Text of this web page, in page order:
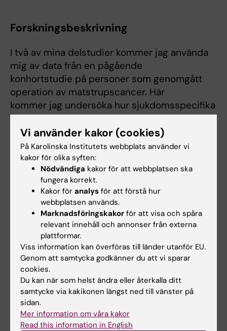
Forskningsbeskrivning
I två av mina delstudier kommer jag använda
mig av data från en pågående
konhortstudie på personer som genomgått
operation av matstrupscancer. Här
kommer jag undersöka hur sjukdomsspecifika
symptom förändrar sig över tid
och om dessa har något samband med ett
visst antal modifierabara faktorer.
Jag kommer även undersöka prevalensen för
ett stort antal hälsorelaterade
utfallsmått ända upp till 8 år efter operation. I
en tredje studie kommer
jag samla in egenvårdstips från patienter med
magsäcks och matstrupscancer
och sammanställa dessa.
Forskningsområden:
Cancer och onkologi
Idrottsvetenskap och fitness
Kirurgi
Omvårdnad
Forskningsämnen:
Vi använder kakor (cookies)
På Karolinska Institutets webbplats använder vi
kakor för olika syften:
Nödvändiga kakor för att webbplatsen ska
fungera korrekt.
Kakor för analys för att förstå hur
webbplatsen används.
Marknadsföringskakor för att visa och spåra
relevant innehåll och annonser från externa
plattformar.
Viss information kan överföras till länder utanför EU.
Genom att samtycka godkänner du att vi sparar
cookies.
Du kan när som helst ändra eller återkalla ditt
samtycke via kakikonen längst ned till vänster på
sidan.
Mer information om våra kakor
Read this information in English